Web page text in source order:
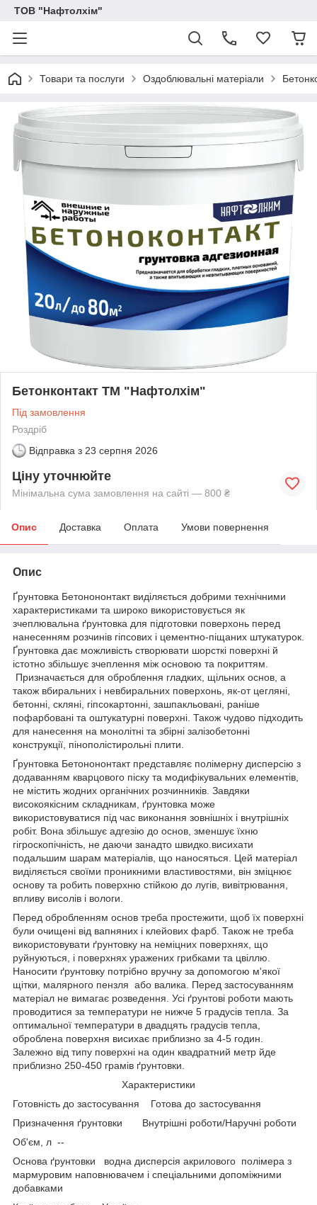
ТОВ "Нафтолхім"
Товари та послуги Оздоблювальні матеріали
Бетонконтакт ТМ "Нафтолхім"
Під замовлення
Роздріб
Відправка з 23 серпня 2026
Ціну уточнюйте
Мінімальна сума замовлення на сайті — 800 ₴
Опис Доставка Оплата Умови повернення
Опис
Ґрунтовка Бетонононтакт виділяється добрими технічними
характеристиками та широко використовується як
зчеплювальна ґрунтовка для підготовки поверхонь перед
нанесенням розчинів гіпсових і цементно-піщаних штукатурок.
Ґрунтовка дає можливість створювати шорсткі поверхні й
істотно збільшує зчеплення між основою та покриттям.
Призначається для оброблення гладких, щільних основ, а
також вбиральних і невбиральних поверхонь, як-от цегляні,
бетонні, скляні, гіпсокартонні, зашпакльовані, раніше
пофарбовані та оштукатурні поверхні. Також чудово підходить
для нанесення на монолітні та збірні залізобетонні
конструкції, пінополістирольні плити.
Ґрунтовка Бетонононтакт представляє полімерну дисперсію з
додаванням кварцового піску та модифікувальних елементів,
не містить жодних органічних розчинників. Завдяки
високоякісним складникам, ґрунтовка може
використовуватися під час виконання зовнішніх і внутрішніх
робіт. Вона збільшує адгезію до основ, зменшує їхню
гігроскопічність, не даючи занадто швидко.висихати
подальшим шарам матеріалів, що наносяться. Цей матеріал
виділяється своїми проникними властивостями, він зміцнює
основу та робить поверхню стійкою до лугів, вивітрювання,
впливу висолів і вологи.
Перед обробленням основ треба простежити, щоб їх поверхні
були очищені від вапняних і клейових фарб. Також не треба
використовувати ґрунтовку на неміцних поверхнях, що
руйнуються, і поверхнях уражених грибками та цвіллю.
Наносити ґрунтовку потрібно вручну за допомогою м'якої
щітки, малярного пензля або валика. Перед застосуванням
матеріал не вимагає розведення. Усі ґрунтові роботи мають
проводитися за температури не нижче 5 градусів тепла. За
оптимальної температури в двадцять градусів тепла,
оброблена поверхня висихає приблизно за 4-5 годин.
Залежно від типу поверхні на один квадратний метр йде
приблизно 250-450 грамів ґрунтовки.
Характеристики
Готовність до застосування Готова до застосування
Призначення ґрунтовки Внутрішні роботи/Наручні роботи
Об'єм, л --
Основа ґрунтовки водна дисперсія акрилового полімера з
мармуровим наповнювачем і спеціальними допоміжними
добавками